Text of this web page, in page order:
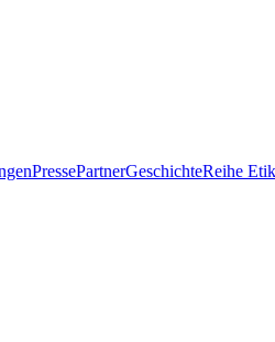
PressePartnerGeschichteReihe